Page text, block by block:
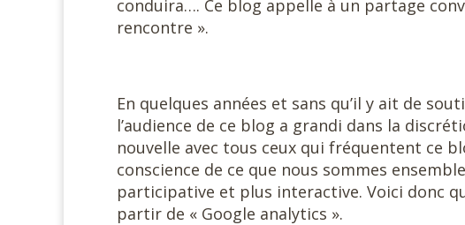
conduira…. Ce blog appelle à un partage
rencontre ».
En quelques années et sans qu’il y ait de
l’audience de ce blog a grandi dans la
nouvelle avec tous ceux qui fréquentent ce
conscience de ce que nous sommes
participative et plus interactive. Voici donc
partir de « Google analytics ».